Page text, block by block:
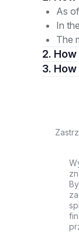
As
In
The
2.